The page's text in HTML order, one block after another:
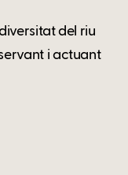
del riu
i actuant